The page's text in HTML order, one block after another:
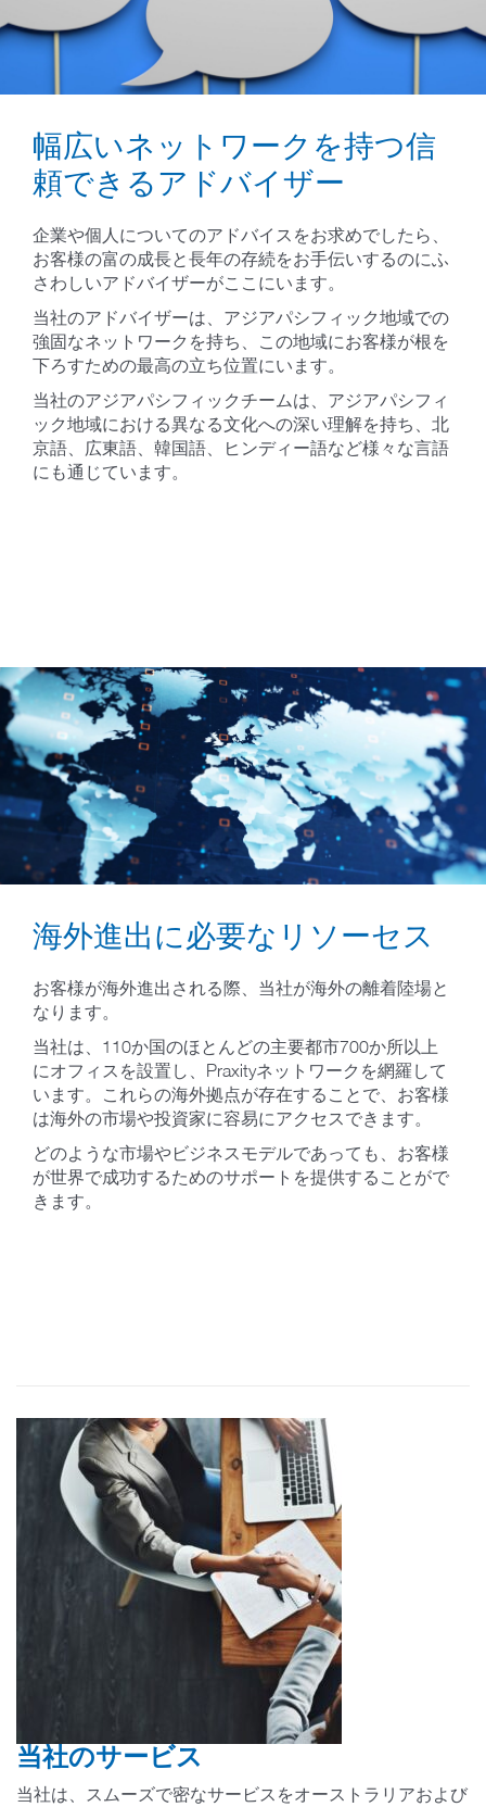
幅広いネットワークを持つ信
頼できるアドバイザー
企業や個人についてのアドバイスをお求めでしたら、
お客様の富の成長と長年の存続をお手伝いするのにふ
さわしいアドバイザーがここにいます。
当社のアドバイザーは、アジアパシフィック地域での
強固なネットワークを持ち、この地域にお客様が根を
下ろすための最高の立ち位置にいます。
当社のアジアパシフィックチームは、アジアパシフィ
ック地域における異なる文化への深い理解を持ち、北
京語、広東語、韓国語、ヒンディー語など様々な言語
にも通じています。
海外進出に必要なリソーセス
お客様が海外進出される際、当社が海外の離着陸場と
なります。
当社は、110か国のほとんどの主要都市700か所以上
にオフィスを設置し、Praxityネットワークを網羅して
います。これらの海外拠点が存在することで、お客様
は海外の市場や投資家に容易にアクセスできます。
どのような市場やビジネスモデルであっても、お客様
が世界で成功するためのサポートを提供することがで
きます。
当社のサービス
当社は、スムーズで密なサービスをオーストラリアおよび